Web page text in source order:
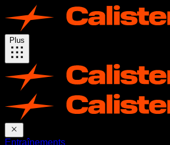
Plus
Entraînements